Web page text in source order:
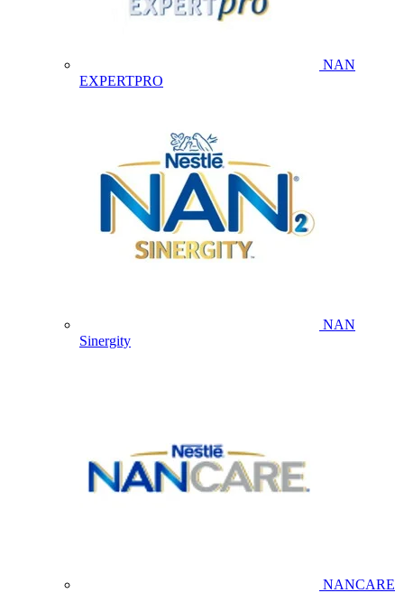
NAN
EXPERTPRO
NAN
Sinergity
NANCARE